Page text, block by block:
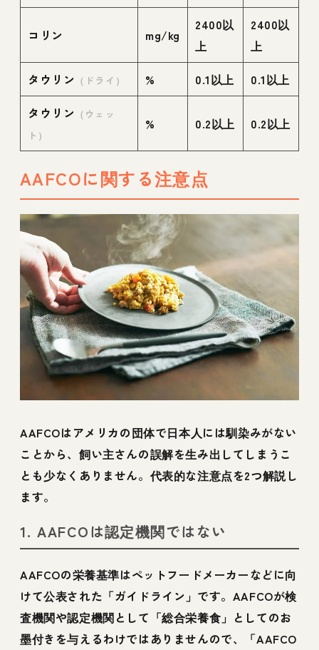
コリン mg/kg
2400以
上
2400以
上
タウリン （ドライ） % 0.1以上
0.1以上
タウリン （ウェッ
ト）
% 0.2以上 0.2以上
AAFCOに関する注意点
AAFCOはアメリカの団体で日本人には馴染みがない
ことから、飼い主さんの誤解を生み出してしまうこ
とも少なくありません。代表的な注意点を2つ解説し
ます。
1. AAFCOは認定機関ではない
AAFCOの栄養基準はペットフードメーカーなどに向
けて公表された「ガイドライン」です。AAFCOが検
査機関や認定機関として「総合栄養食」としてのお
墨付きを与えるわけではありませんので、「AAFCO